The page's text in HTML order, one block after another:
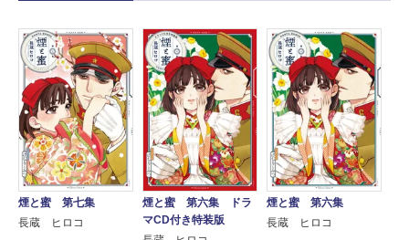
煙と蜜 第七集
長蔵 ヒロコ
煙と蜜 第六集 ドラ
マCD付き特装版
煙と蜜 第六集
長蔵 ヒロコ